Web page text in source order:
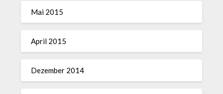
Mai 2015
April 2015
Dezember 2014